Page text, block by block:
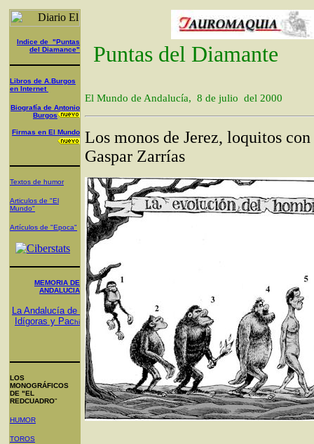
Indice de "Puntas
del Diamance"
L ibros de A.Burgos
en Internet
Biografía de Antonio
Burgos
Firmas en El Mundo
Textos de humor
Articulos de "El
Mundo"
Artículos de "Epoca"
MEMORIA DE
ANDALUCIA
La Andalucía de
Idígoras y Pachi
LOS
MONOGRÁFICOS
DE "EL
REDCUADRO"
HUMOR
TOROS
Puntas del Diamante
El Mundo de Andalucía, 8 de julio del 2000
Los monos de Jerez, loquitos
Gaspar Zarrías